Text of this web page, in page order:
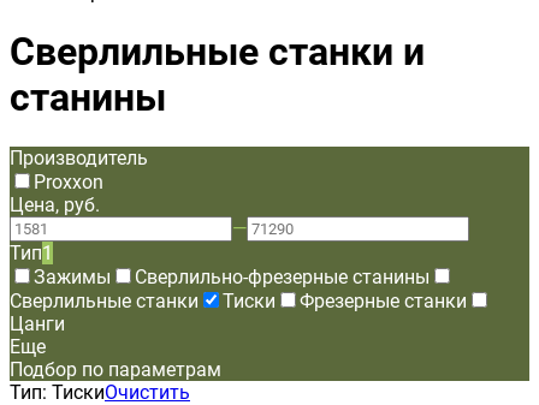
Сверлильные станки и
станины
Производитель
Proxxon
Цена, руб.
—
Тип1
Зажимы
Сверлильно-фрезерные станины
Сверлильные станки
Тиски
Фрезерные станки
Цанги
Еще
Подбор по параметрам
Тип: ТискиОчистить